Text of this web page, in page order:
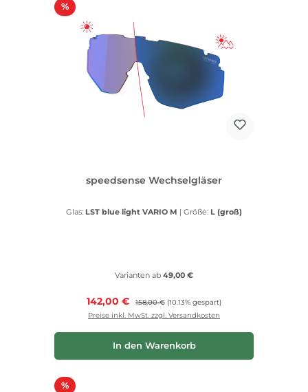
%Rabatt
speedsense Wechselgläser
Glas: LST blue light VARIO M | Größe: L (groß)
Varianten ab 49,00 €
Verkaufspreis:
142,00 € Regulärer Preis:
158,00 € (10.13% gespart)
Preise inkl. MwSt. zzgl. Versandkosten
In den Warenkorb
%Rabatt